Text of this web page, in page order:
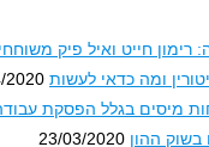
חייט ואיל פיק משוחחים
ומה כדאי לעשות 04/2020
בגלל הפסקת עבודה
ההון 23/03/2020